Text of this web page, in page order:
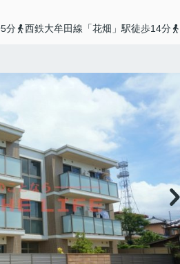
分
西鉄大牟田線「花畑」駅徒歩14分